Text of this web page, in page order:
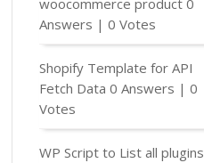
woocommerce product 0
Answers |0 Votes
Shopify Template for API
Fetch Data 0 Answers |0
Votes
WP Script to List all plugins